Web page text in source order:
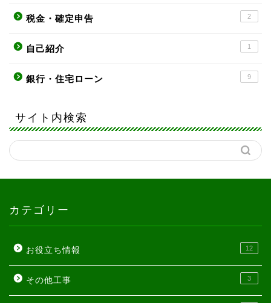
税金・確定申告 2
自己紹介 1
銀行・住宅ローン 9
サイト内検索
カテゴリー
お役立ち情報 12
その他工事 3